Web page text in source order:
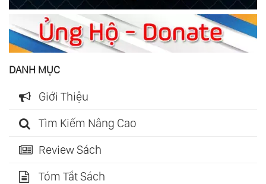
DANH MỤC
Giới Thiệu
Tìm Kiếm Nâng Cao
Review Sách
Tóm Tắt Sách